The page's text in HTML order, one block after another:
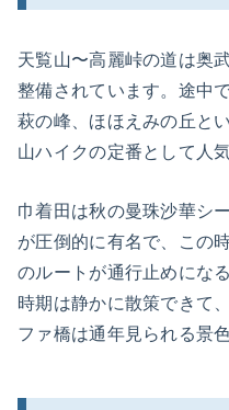
天覧山〜高麗峠の道は奥
整備されています。途中
萩の峰、ほほえみの丘と
山ハイクの定番として人
巾着田は秋の曼珠沙華シ
が圧倒的に有名で、この
のルートが通行止めにな
時期は静かに散策できて
ファ橋は通年見られる景色